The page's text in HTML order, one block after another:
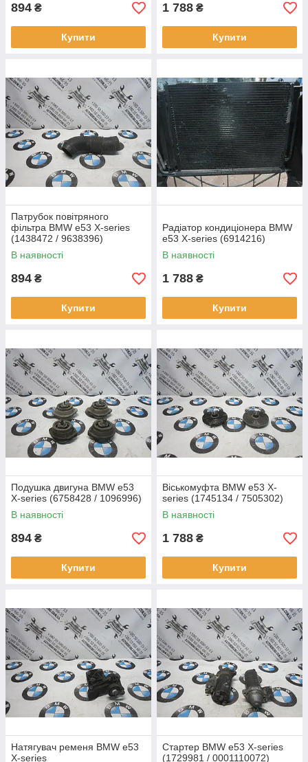
894 ₴
Купити
1 788 ₴
Купити
Патрубок повітряного
фільтра BMW e53 X-series
(1438472 / 9638396)
В наявності
894 ₴
Купити
Радіатор кондиціонера BMW
e53 X-series (6914216)
В наявності
1 788 ₴
Купити
Подушка двигуна BMW e53
X-series (6758428 / 1096996)
В наявності
894 ₴
Купити
Віськомуфта BMW e53 X-
series (1745134 / 7505302)
В наявності
1 788 ₴
Купити
Натягувач ременя BMW e53
X-series
Стартер BMW e53 X-series
(1729981 / 0001110072)